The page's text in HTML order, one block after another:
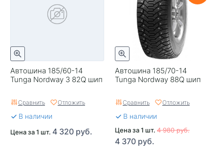
Автошина 185/60-14
Tunga Nordway 3 82Q шип
Сравнить Отложить
В наличии
Цена за 1 шт. 4 320 руб.
Автошина 185/70-14
Tunga Nordway 88Q шип
Сравнить Отложить
В наличии
Цена за 1 шт. 4 980 руб.
4 370 руб.